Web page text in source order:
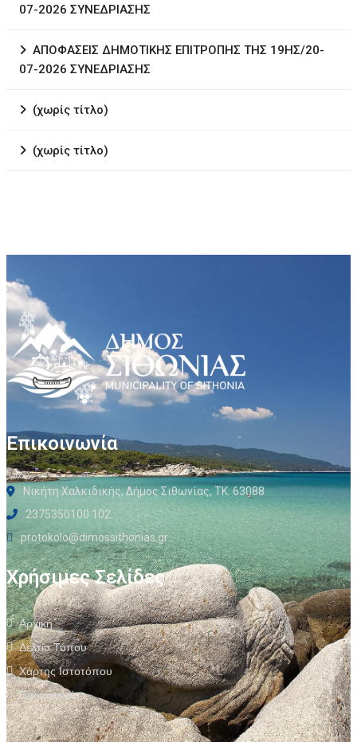
07-2026 ΣΥΝΕΔΡΙΑΣΗΣ
ΑΠΟΦΑΣΕΙΣ ΔΗΜΟΤΙΚΗΣ ΕΠΙΤΡΟΠΗΣ ΤΗΣ 19ΗΣ/20-
07-2026 ΣΥΝΕΔΡΙΑΣΗΣ
(χωρίς τίτλο)
(χωρίς τίτλο)
Επικοινωνία
Νικήτη Χαλκιδικής, Δήμος Σιθωνίας, ΤΚ: 63088
2375350100 102
protokolo@dimossithonias.gr
Χρήσιμες Σελίδες
Αρχική
Δελτία Τύπου
Χάρτης Ιστοτόπου
Επικοινωνία